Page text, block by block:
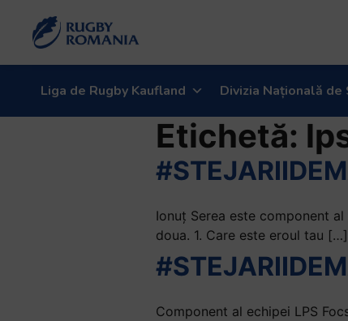
Liga de Rugby Kaufland Divizia Națională de
Etichetă:
Ionuț Serea este component
doua. 1. Care este eroul tau […]
Component al echipei LPS